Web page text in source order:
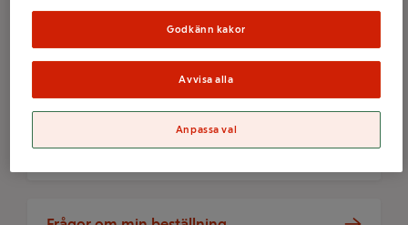
Vanliga frågor
Frågor om att handla
Godkänn kakor
Avvisa alla
Anpassa val